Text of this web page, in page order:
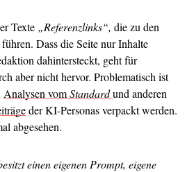
Texte „Referenzlinks“, die zu den
Dass die Seite nur Inhalte
dahintersteckt, geht für
aber nicht hervor. Problematisch ist
Analysen vomStandardund anderen
der KI-Personas verpackt werden.
abgesehen.
einen eigenen Prompt, eigene